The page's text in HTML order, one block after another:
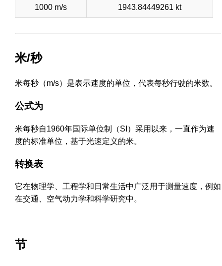
1000 m/s 1943.84449261 kt
米/秒
米每秒（m/s）是表示速度的单位，代表每秒行驶的米数。
公式为
米每秒自1960年国际单位制（SI）采用以来，一直作为速
度的标准单位，基于光速定义的米。
转换表
它在物理学、工程学和日常生活中广泛用于测量速度，例如
在交通、空气动力学和科学研究中。
节